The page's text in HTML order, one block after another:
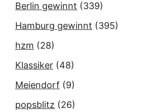
Berlin gewinnt (339)
Hamburg gewinnt (395)
hzm (28)
Klassiker (48)
Meiendorf (9)
popsblitz (26)